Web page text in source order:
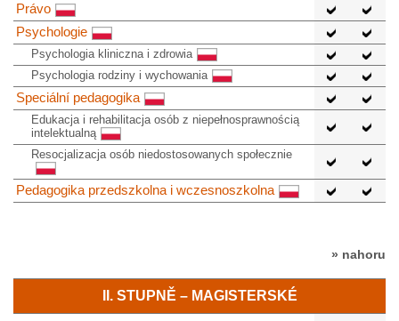
Právo
Psychologie
Psychologia kliniczna i zdrowia
Psychologia rodziny i wychowania
Speciální pedagogika
Edukacja i rehabilitacja osób z niepełnosprawnością
intelektualną
Resocjalizacja osób niedostosowanych społecznie
Pedagogika przedszkolna i wczesnoszkolna
» nahoru
II. STUPNĚ – MAGISTERSKÉ